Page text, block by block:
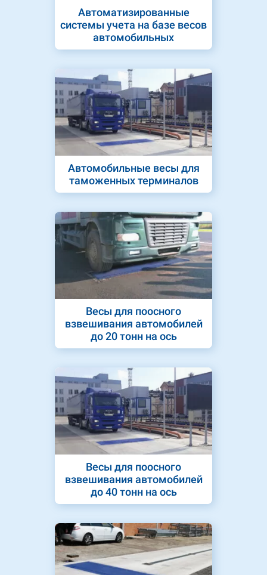
Автоматизированные
системы учета на базе весов
автомобильных
Автомобильные весы для
таможенных терминалов
Весы для поосного
взвешивания автомобилей
до 20 тонн на ось
Весы для поосного
взвешивания автомобилей
до 40 тонн на ось